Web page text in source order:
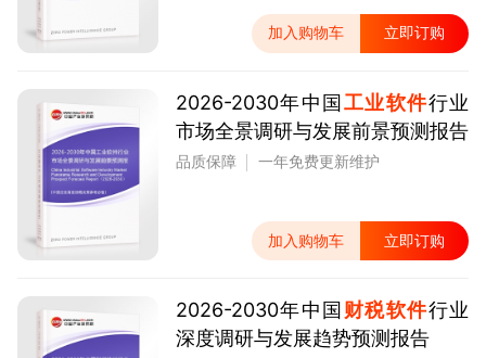
加入购物车 立即订购
2026-2030年中国工业软件行业
市场全景调研与发展前景预测报告
品质保障 一年免费更新维护
加入购物车 立即订购
2026-2030年中国 财税软件行业
深度调研与发展趋势预测报告